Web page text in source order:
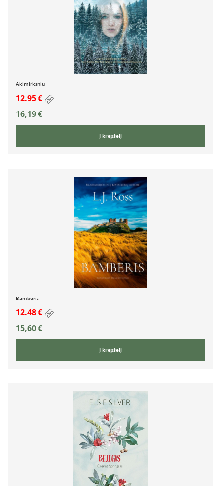
Akimirksniu
12.95 €
16,19€
Į krepšelį
Bamberis
12.48 €
15,60€
Į krepšelį